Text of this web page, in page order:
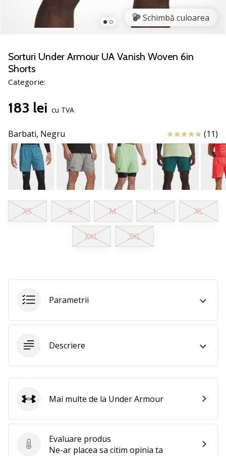
baschet
un
fan
al
baschetului
și
Alătură-
te
nouă
ca
Ambasador
Schimbă culoarea
Sorturi Under Armour UA Vanish Woven 6in
Shorts
Categorie:
183 lei cu TVA
Barbati, Negru Review (11)
XS S M L XL
XXL 3XL
Parametrii
Descriere
Evaluare produs
Evaluare produs
Ne-ar placea sa citim opinia ta
Under Armour
Mai multe de la Under Armour